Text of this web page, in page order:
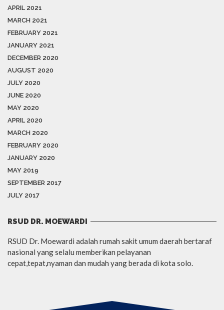
APRIL 2021
MARCH 2021
FEBRUARY 2021
JANUARY 2021
DECEMBER 2020
AUGUST 2020
JULY 2020
JUNE 2020
MAY 2020
APRIL 2020
MARCH 2020
FEBRUARY 2020
JANUARY 2020
MAY 2019
SEPTEMBER 2017
JULY 2017
RSUD DR. MOEWARDI
RSUD Dr. Moewardi adalah rumah sakit umum daerah bertaraf
nasional yang selalu memberikan pelayanan
cepat,tepat,nyaman dan mudah yang berada di kota solo.